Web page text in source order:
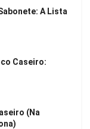
A Lista
Caseiro:
(Na